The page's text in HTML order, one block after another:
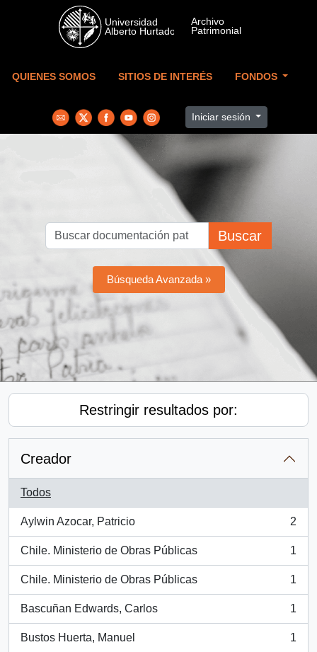
Skip to main content
QUIENES SOMOS SITIOS DE INTERÉS FONDOS
Iniciar sesión
Buscar
Búsqueda Avanzada »
Restringir resultados por:
Creador
Todos
Aylwin Azocar, Patricio
, 2 resultados
2
Chile. Ministerio de Obras Públicas
, 1 resultados
1
Chile. Ministerio de Obras Públicas
, 1 resultados
1
Bascuñan Edwards, Carlos
, 1 resultados
1
Bustos Huerta, Manuel
, 1 resultados
1